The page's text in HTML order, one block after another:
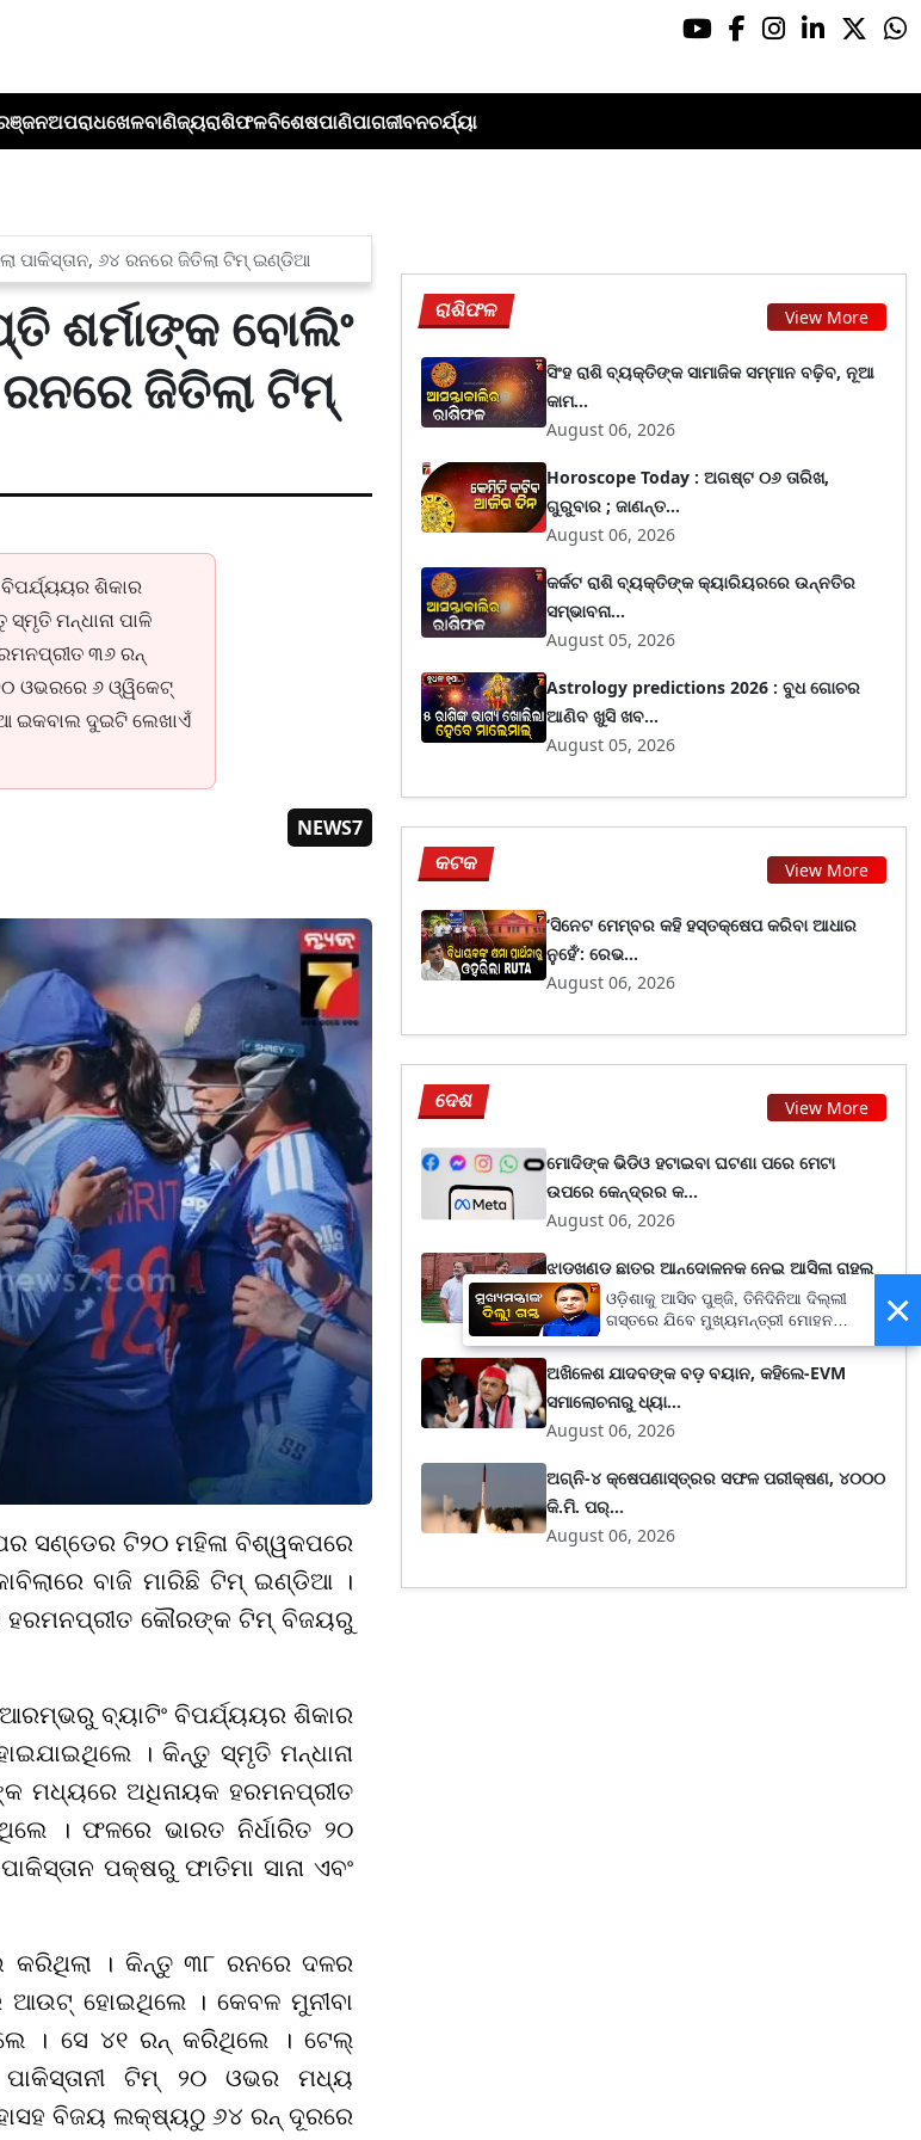
ଅପରାଧଖେଳବାଣିଜ୍ୟରାଶିଫଳବିଶେଷପାଣିପାଗଜୀବନଚର୍ଯ୍ୟା
ପାକିସ୍ତାନ, ୬୪ ରନରେ ଜିତିଲା ଟିମ୍ ଇଣ୍ଡିଆ
ଶର୍ମାଙ୍କ ବୋଲିଂ
ଜିତିଲା ଟିମ୍
ଶିକାର
ମନ୍ଧାନା ପାଳି
୩୬ ରନ୍
ଓଭରରେ ୬ ଓ୍ୱିକେଟ୍
ଇକବାଲ ଦୁଇଟି ଲେଖାଏଁ
NEWS7
ସଣ୍ଡେର ଟି୨୦ ମହିଳା ବିଶ୍ୱକପରେ
ବାଜି ମାରିଛି ଟିମ୍ ଇଣ୍ଡିଆ ।
ହରମନପ୍ରୀତ କୌରଙ୍କ ଟିମ୍ ବିଜୟରୁ
ଆରମ୍ଭରୁ ବ୍ୟାଟିଂ ବିପର୍ଯ୍ୟୟର ଶିକାର
। କିନ୍ତୁ ସ୍ମୃତି ମନ୍ଧାନା
ମଧ୍ୟରେ ଅଧିନାୟକ ହରମନପ୍ରୀତ
। ଫଳରେ ଭାରତ ନିର୍ଧାରିତ ୨୦
ପକ୍ଷରୁ ଫାତିମା ସାନା ଏବଂ
। କିନ୍ତୁ ୩୮ ରନରେ ଦଳର
ହୋଇଥିଲେ । କେବଳ ମୁନୀବା
। ସେ ୪୧ ରନ୍ କରିଥିଲେ । ଟେଲ୍
ଟିମ୍ ୨୦ ଓଭର ମଧ୍ୟ
ବିଜୟ ଲକ୍ଷ୍ୟଠୁ ୬୪ ରନ୍ ଦୂରରେ
ରାଶିଫଳ View More
ସିଂହ ରାଶି ବ୍ୟକ୍ତିଙ୍କ ସାମାଜିକ ସମ୍ମାନ ବଢ଼ିବ, ନୂଆ
କାମ...
August 06, 2026
Horoscope Today : ଅଗଷ୍ଟ ୦୬ ତାରିଖ,
ଗୁରୁବାର ; ଜାଣନ୍ତ...
August 06, 2026
କର୍କଟ ରାଶି ବ୍ୟକ୍ତିଙ୍କ କ୍ୟାରିୟରରେ ଉନ୍ନତିର
ସମ୍ଭାବନା...
August 05, 2026
Astrology predictions 2026 : ବୁଧ ଗୋଚର
ଆଣିବ ଖୁସି ଖବ...
August 05, 2026
କଟକ View More
‘ସିନେଟ ମେମ୍ବର କହି ହସ୍ତକ୍ଷେପ କରିବା ଆଧାର
ନୁହେଁ’: ରେଭ...
August 06, 2026
ଦେଶ View More
ମୋଦିଙ୍କ ଭିଡିଓ ହଟାଇବା ଘଟଣା ପରେ ମେଟା
ଉପରେ କେନ୍ଦ୍ରର କ...
August 06, 2026
ଝାଡ଼ଖଣ୍ଡ ଛାତ୍ର ଆନ୍ଦୋଳନକୁ ନେଇ ଆସିଲା ରାହୁଲ
ଗାନ୍ଧିଙ୍କ...
August 06, 2026
ଅଖିଳେଶ ଯାଦବଙ୍କ ବଡ଼ ବୟାନ, କହିଲେ-EVM
ସମାଲୋଚନାରୁ ଧ୍ୟା...
August 06, 2026
ଅଗ୍ନି-୪ କ୍ଷେପଣାସ୍ତ୍ରର ସଫଳ ପରୀକ୍ଷଣ, ୪୦୦୦
କି.ମି. ପର୍...
August 06, 2026
×
ଓଡ଼ିଶାକୁ ଆସିବ ପୁଞ୍ଜି, ତିନିଦିନିଆ ଦିଲ୍ଲୀ
ଗସ୍ତରେ ଯିବେ ମୁଖ୍ୟମନ୍ତ୍ରୀ ମୋହନ